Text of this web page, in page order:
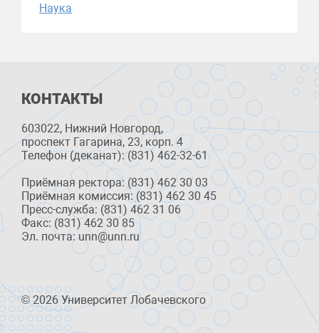
Наука
КОНТАКТЫ
603022, Нижний Новгород,
проспект Гагарина, 23, корп. 4
Телефон (деканат): (831) 462-32-61
Приёмная ректора: (831) 462 30 03
Приёмная комиссия: (831) 462 30 45
Пресс-служба: (831) 462 31 06
Факс: (831) 462 30 85
Эл. почта: unn@unn.ru
© 2026 Университет Лобачевского